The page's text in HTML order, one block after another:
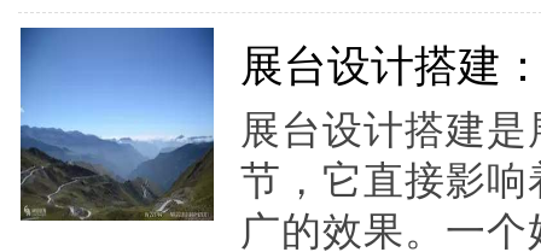
展台设计搭建
展台设计搭建
节，它直接影
广的效果。一